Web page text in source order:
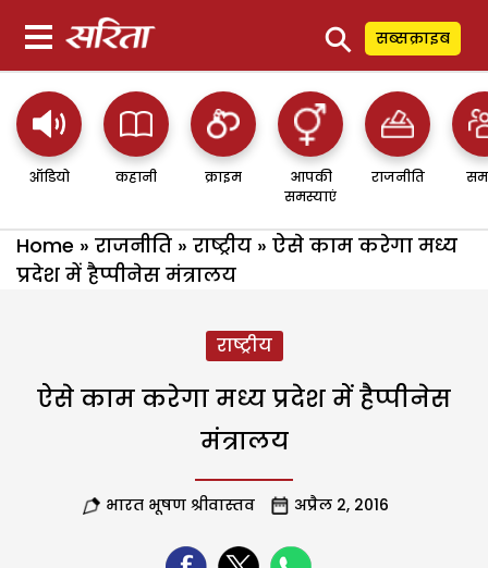
⚲ सब्सक्राइब
ऑडियो कहानी क्राइम
आपकी
समस्याएं
राजनीति
Home » राजनीति » राष्ट्रीय » ऐसे काम करेगा मध्य
प्रदेश में हैप्पीनेस मंत्रालय
राष्ट्रीय
ऐसे काम करेगा मध्य प्रदेश में हैप्पीनेस
मंत्रालय
भारत भूषण श्रीवास्तव अप्रैल 2, 2016